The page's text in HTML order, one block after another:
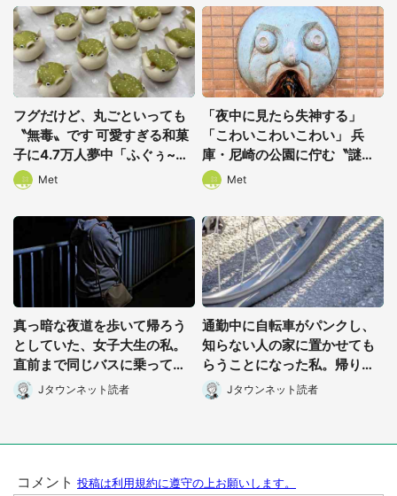
フグだけど、丸ごといっても
〝無毒〟です 可愛すぎる和菓
子に4.7万人夢中「ふぐぅ~」
「職人の技ですね」
Met
「夜中に見たら失神する」
「こわいこわいこわい」 兵
庫・尼崎の公園に佇む〝謎す
ぎる顔〟に1.3万人戦慄
Met
真っ暗な夜道を歩いて帰ろう
としていた、女子大生の私。
直前まで同じバスに乗ってた
男性に声をかけられて(長野
県・50代女性)
Jタウンネット読者
通勤中に自転車がパンクし、
知らない人の家に置かせても
らうことになった私。帰りに
取りに行くと、なんと...(東京
都・40代女性)
Jタウンネット読者